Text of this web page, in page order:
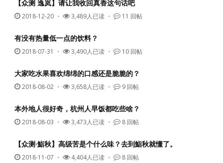
【众测 逸岚】请让我收回真香这句话吧
2018-12-20 ・ 3,489人已读 ・ 11 回帖
有没有热量低一点的饮料？
2018-07-31 ・ 3,490人已读 ・ 10 回帖
大家吃水果喜欢绵绵的口感还是脆脆的？
2018-08-02 ・ 3,658人已读 ・ 9 回帖
本外地人很好奇，杭州人早饭都吃些啥？
2018-08-03 ・ 3,473人已读 ・ 8 回帖
【众测·鮨秋】高级苦是个什么味？去到鮨秋就懂了。
2018-11-07 ・ 4,404人已读 ・ 8 回帖